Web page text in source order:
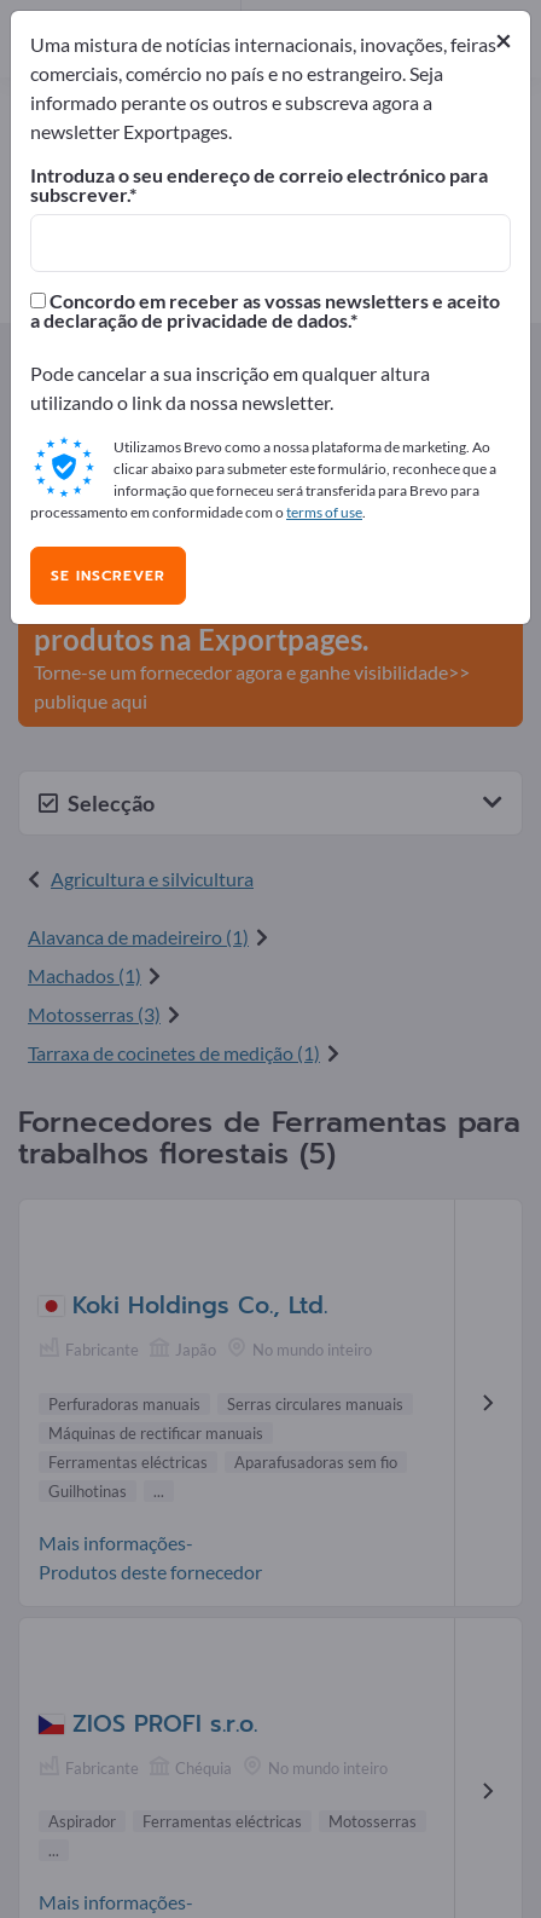
Ferramentas para trabalhos
florestais – encontre fabricantes e
fornecedores
5 5
Fabricantes5
Ferramentas para trabalhos florestais
Anuncie gratuitamente na
Exportpages!
Necessidades – Ofertas – Produtos usados – Contactos
comerciais >> comece aqui
Publique a sua empresa e os seus
produtos na Exportpages.
Torne-se um fornecedor agora e ganhe visibilidade>>
publique aqui
Selecção
Agricultura e silvicultura
Alavanca de madeireiro (1)
Machados (1)
Motosserras (3)
Tarraxa de cocinetes de medição (1)
Fornecedores de Ferramentas para
trabalhos florestais (5)
Koki Holdings Co., Ltd.
Fabricante Japão No mundo inteiro
Perfuradoras manuais
Serras circulares manuais
Máquinas de rectificar manuais
Ferramentas eléctricas
Aparafusadoras sem fio
Guilhotinas
...
Mais informações-
Produtos deste fornecedor
ZIOS PROFI s.r.o.
Fabricante Chéquia No mundo inteiro
Aspirador Ferramentas eléctricas
Motosserras
...
Mais informações-
×
Uma mistura de notícias internacionais, inovações, feiras
comerciais, comércio no país e no estrangeiro. Seja
informado perante os outros e subscreva agora a
newsletter Exportpages.
Introduza o seu endereço de correio electrónico para
subscrever.
Concordo em receber as vossas newsletters e aceito
a declaração de privacidade de dados.
Pode cancelar a sua inscrição em qualquer altura
utilizando o link da nossa newsletter.
Utilizamos Brevo como a nossa plataforma de marketing. Ao
clicar abaixo para submeter este formulário, reconhece que a
informação que forneceu será transferida para Brevo para
processamento em conformidade com oterms of use.
SE INSCREVER